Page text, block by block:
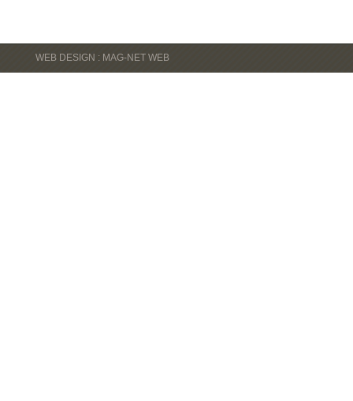
WEB DESIGN : MAG-NET WEB